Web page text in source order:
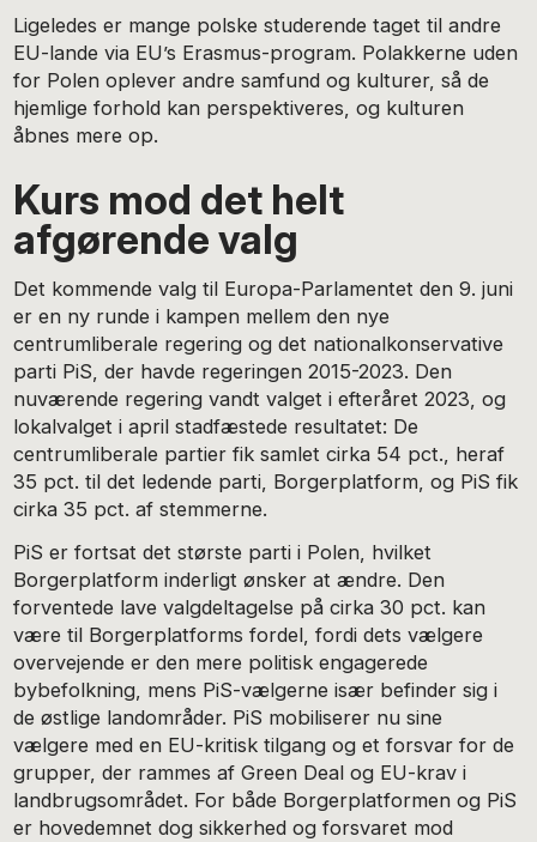
Ligeledes er mange polske studerende taget til andre
EU-lande via EU’s Erasmus-program. Polakkerne uden
for Polen oplever andre samfund og kulturer, så de
hjemlige forhold kan perspektiveres, og kulturen
åbnes mere op.
Kurs mod det helt
afgørende valg
Det kommende valg til Europa-Parlamentet den 9. juni
er en ny runde i kampen mellem den nye
centrumliberale regering og det nationalkonservative
parti PiS, der havde regeringen 2015-2023. Den
nuværende regering vandt valget i efteråret 2023, og
lokalvalget i april stadfæstede resultatet: De
centrumliberale partier fik samlet cirka 54 pct., heraf
35 pct. til det ledende parti, Borgerplatform, og PiS fik
cirka 35 pct. af stemmerne.
PiS er fortsat det største parti i Polen, hvilket
Borgerplatform inderligt ønsker at ændre. Den
forventede lave valgdeltagelse på cirka 30 pct. kan
være til Borgerplatforms fordel, fordi dets vælgere
overvejende er den mere politisk engagerede
bybefolkning, mens PiS-vælgerne især befinder sig i
de østlige landområder. PiS mobiliserer nu sine
vælgere med en EU-kritisk tilgang og et forsvar for de
grupper, der rammes af Green Deal og EU-krav i
landbrugsområdet. For både Borgerplatformen og PiS
er hovedemnet dog sikkerhed og forsvaret mod